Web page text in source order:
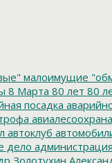
малоимущие
8 Марта 80 лет 80
посадка
авиалесоохрана
автоклуб
дело